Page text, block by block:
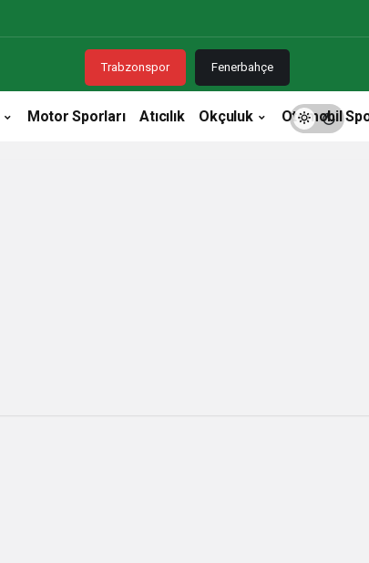
Trabzonspor Fenerbahçe
Motor Sporları Atıcılık Okçuluk Otomobil